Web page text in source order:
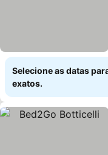
Selecione as datas
exatos.